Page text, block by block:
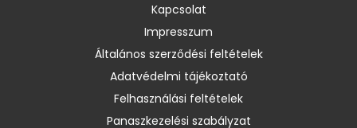
Kapcsolat
Impresszum
Általános szerződési feltételek
Adatvédelmi tájékoztató
Felhasználási feltételek
Panaszkezelési szabályzat